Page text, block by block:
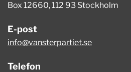
Box 12660, 112 93 Stockholm
E-post
info@vansterpartiet.se
Telefon